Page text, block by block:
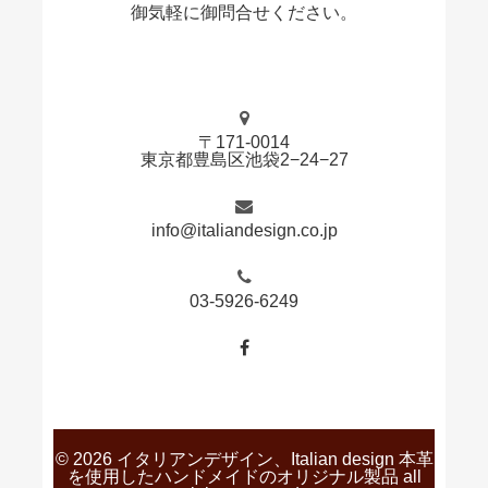
御気軽に御問合せください。
〒171-0014
東京都豊島区池袋2−24−27
info@italiandesign.co.jp
03-5926-6249
© 2026 イタリアンデザイン、Italian design 本革
を使用したハンドメイドのオリジナル製品 all